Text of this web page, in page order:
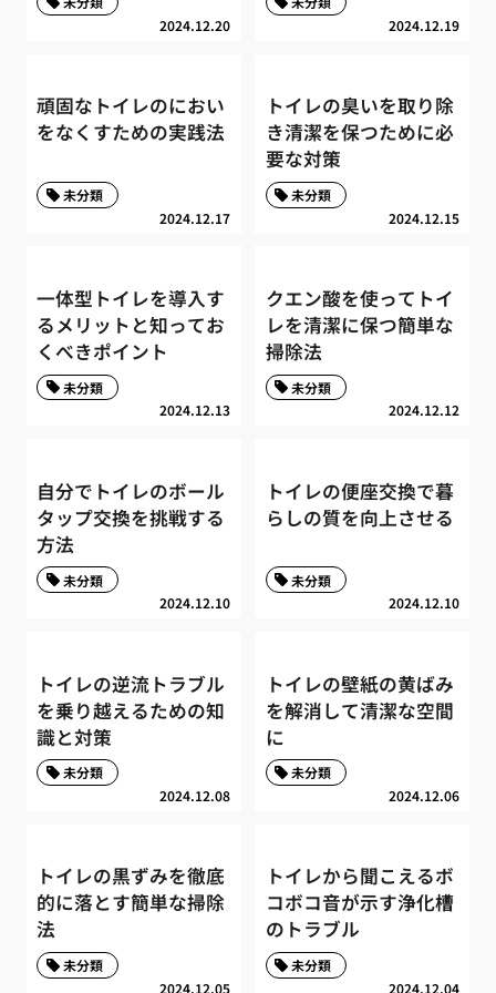
2024.12.20
2024.12.19
頑固なトイレのにおい
をなくすための実践法
2024.12.17
未分類
トイレの臭いを取り除
き清潔を保つために必
要な対策
2024.12.15
未分類
一体型トイレを導入す
るメリットと知ってお
くべきポイント
2024.12.13
未分類
クエン酸を使ってトイ
レを清潔に保つ簡単な
掃除法
2024.12.12
未分類
自分でトイレのボール
タップ交換を挑戦する
方法
2024.12.10
未分類
トイレの便座交換で暮
らしの質を向上させる
2024.12.10
未分類
トイレの逆流トラブル
を乗り越えるための知
識と対策
2024.12.08
未分類
トイレの壁紙の黄ばみ
を解消して清潔な空間
に
2024.12.06
未分類
トイレの黒ずみを徹底
的に落とす簡単な掃除
法
2024.12.05
未分類
トイレから聞こえるボ
コボコ音が示す浄化槽
のトラブル
2024.12.04
未分類